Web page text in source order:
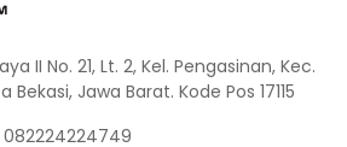
II No. 21, Lt. 2, Kel. Pengasinan, Kec.
Bekasi, Jawa Barat. Kode Pos 17115